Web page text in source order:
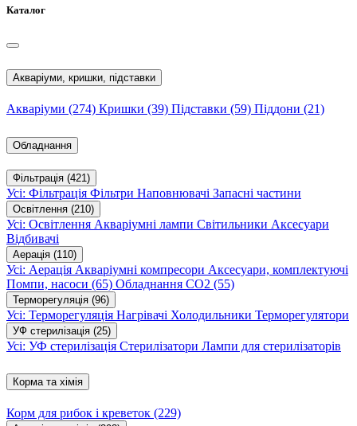
Каталог
Акваріуми, кришки, підставки
Акваріуми (274) Кришки (39) Підставки (59) Піддони (21)
Обладнання
Фільтрація (421)
Усі: Фільтрація Фільтри Наповнювачі Запасні частини
Освітлення (210)
Усі: Освітлення Акваріумні лампи Світильники Аксесуари
Відбивачі
Аерація (110)
Усі: Аерація Акваріумні компресори Аксесуари, комплектуючі
Помпи, насоси (65) Обладнання CO2 (55)
Терморегуляція (96)
Усі: Терморегуляція Нагрівачі Холодильники Терморегулятори
УФ стерилізація (25)
Усі: УФ стерилізація Стерилізатори Лампи для стерилізаторів
Корма та хімія
Корм для рибок і креветок (229)